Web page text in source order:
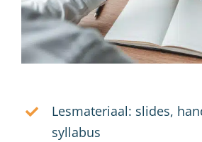
Lesmateriaal: slides,
syllabus